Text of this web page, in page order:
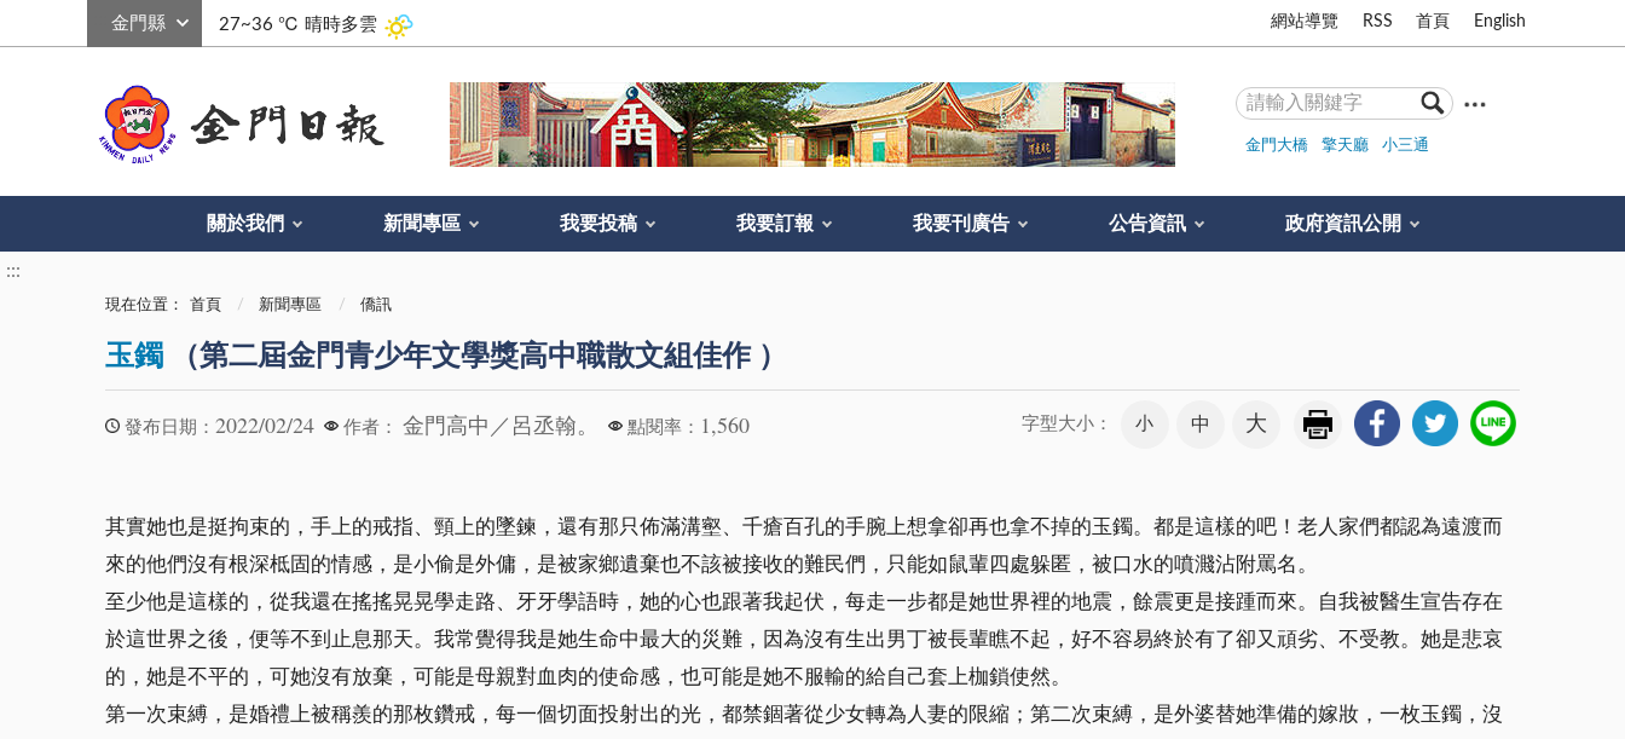
27~36 ℃ 晴時多雲 網站導覽 RSS 首頁 English
金門大橋 擎天廳 小三通
關於我們 新聞專區 我要投稿 我要訂報 我要刊廣告 公告資訊 政府資訊公開
:::
現在位置： 首頁 新聞專區 僑訊
玉鐲 （第二屆金門青少年文學獎高中職散文組佳作 ）
發布日期： 2022/02/24 作者： 金門高中／呂丞翰。 點閱率： 1,560 字型大小： 小 中 大
其實她也是挺拘束的，手上的戒指、頸上的墜鍊，還有那只佈滿溝壑、千瘡百孔的手腕上想拿卻再也拿不掉的玉鐲。都是這樣的吧！老人家們都認為遠渡而
來的他們沒有根深柢固的情感，是小偷是外傭，是被家鄉遺棄也不該被接收的難民們，只能如鼠輩四處躲匿，被口水的噴濺沾附罵名。
至少他是這樣的，從我還在搖搖晃晃學走路、牙牙學語時，她的心也跟著我起伏，每走一步都是她世界裡的地震，餘震更是接踵而來。自我被醫生宣告存在
於這世界之後，便等不到止息那天。我常覺得我是她生命中最大的災難，因為沒有生出男丁被長輩瞧不起，好不容易終於有了卻又頑劣、不受教。她是悲哀
的，她是不平的，可她沒有放棄，可能是母親對血肉的使命感，也可能是她不服輸的給自己套上枷鎖使然。
第一次束縛，是婚禮上被稱羨的那枚鑽戒，每一個切面投射出的光，都禁錮著從少女轉為人妻的限縮；第二次束縛，是外婆替她準備的嫁妝，一枚玉鐲，沒